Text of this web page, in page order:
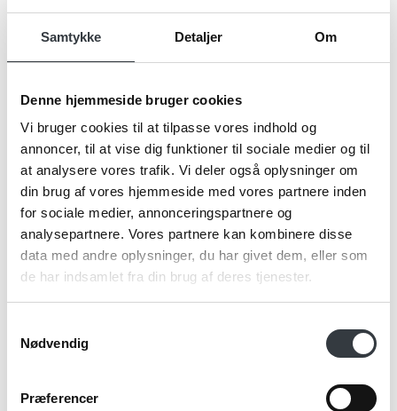
Samtykke Detaljer Om
Denne hjemmeside bruger cookies
Vi bruger cookies til at tilpasse vores indhold og
annoncer, til at vise dig funktioner til sociale medier og til
at analysere vores trafik. Vi deler også oplysninger om
din brug af vores hjemmeside med vores partnere inden
for sociale medier, annonceringspartnere og
analysepartnere. Vores partnere kan kombinere disse
data med andre oplysninger, du har givet dem, eller som
de har indsamlet fra din brug af deres tjenester.
Nødvendig
Præferencer
Firma*
Telefonnr.*
Email*
Kommentar